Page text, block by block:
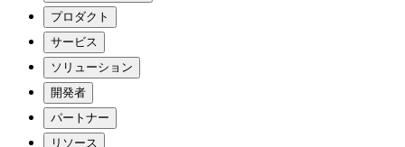
プロダクト
サービス
ソリューション
開発者
パートナー
リソース